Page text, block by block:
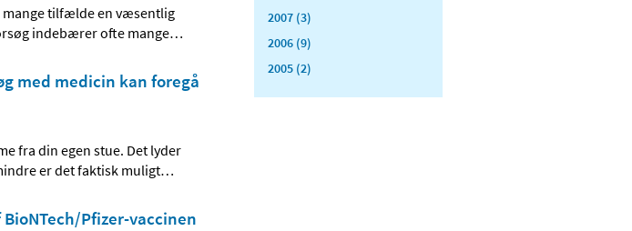
mange tilfælde en væsentlig
indebærer ofte mange…
med medicin kan foregå
fra din egen stue. Det lyder
er det faktisk muligt…
Pfizer-vaccinen
2007 (3)
2006 (9)
2005 (2)